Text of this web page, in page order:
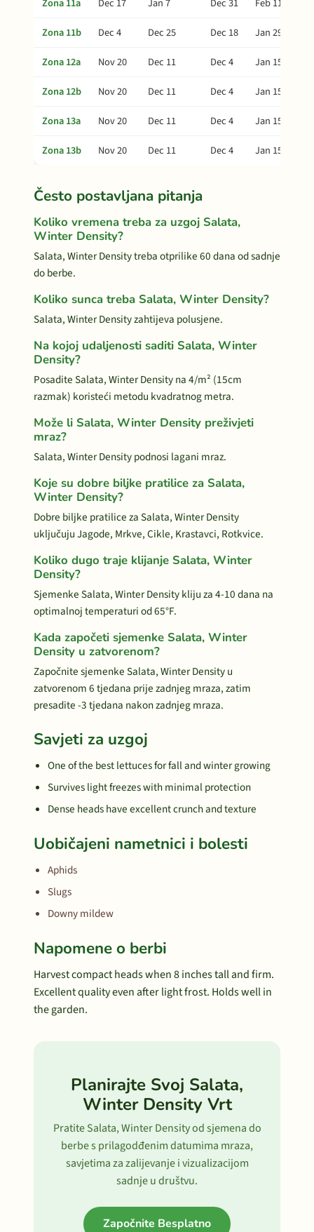
Zona 11a Dec 17 Jan 7 Dec 31
Feb 11
Zona 11b
Dec 4 Dec 25 Dec 18
Jan 29
Zona 12a
Nov 20 Dec 11 Dec 4
Jan 15
Zona 12b
Nov 20 Dec 11 Dec 4
Jan 15
Zona 13a
Nov 20 Dec 11 Dec 4
Jan 15
Zona 13b
Nov 20 Dec 11 Dec 4 Jan 15
Često postavljana pitanja
Koliko vremena treba za uzgoj Salata,
Winter Density?
Salata, Winter Density treba otprilike 60 dana od sadnje
do berbe.
Koliko sunca treba Salata, Winter Density?
Salata, Winter Density zahtijeva polusjene.
Na kojoj udaljenosti saditi Salata, Winter
Density?
Posadite Salata, Winter Density na 4/m² (15cm
razmak) koristeći metodu kvadratnog metra.
Može li Salata, Winter Density preživjeti
mraz?
Salata, Winter Density podnosi lagani mraz.
Koje su dobre biljke pratilice za Salata,
Winter Density?
Dobre biljke pratilice za Salata, Winter Density
uključuju Jagode, Mrkve, Cikle, Krastavci, Rotkvice.
Koliko dugo traje klijanje Salata, Winter
Density?
Sjemenke Salata, Winter Density kliju za 4-10 dana na
optimalnoj temperaturi od 65°F.
Kada započeti sjemenke Salata, Winter
Density u zatvorenom?
Započnite sjemenke Salata, Winter Density u
zatvorenom 6 tjedana prije zadnjeg mraza, zatim
presadite -3 tjedana nakon zadnjeg mraza.
Savjeti za uzgoj
One of the best lettuces for fall and winter growing
Survives light freezes with minimal protection
Dense heads have excellent crunch and texture
Uobičajeni nametnici i bolesti
Aphids
Slugs
Downy mildew
Napomene o berbi
Harvest compact heads when 8 inches tall and firm.
Excellent quality even after light frost. Holds well in
the garden.
Planirajte Svoj Salata,
Winter Density Vrt
Pratite Salata, Winter Density od sjemena do
berbe s prilagodđenim datumima mraza,
savjetima za zalijevanje i vizualizacijom
sadnje u društvu.
Započnite Besplatno